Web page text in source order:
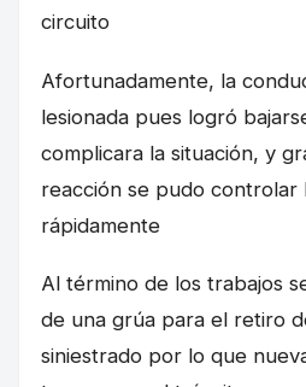
circuito
Afortunadamente, la
lesionada pues logró
complicara la situación, y
reacción se pudo controlar
rápidamente
Al término de los trabajos
de una grúa para el retiro
siniestrado por lo que